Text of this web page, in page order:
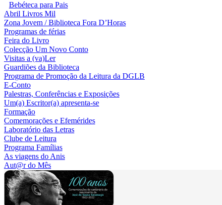
Bebéteca para Pais
Abril Livros Mil
Zona Jovem / Biblioteca Fora D’Horas
Programas de férias
Feira do Livro
Colecção Um Novo Conto
Visitas a (va)Ler
Guardiões da Biblioteca
Programa de Promoção da Leitura da DGLB
E-Conto
Palestras, Conferências e Exposições
Um(a) Escritor(a) apresenta-se
Formação
Comemorações e Efemérides
Laboratório das Letras
Clube de Leitura
Programa Famílias
As viagens do Anis
Aut@r do Mês